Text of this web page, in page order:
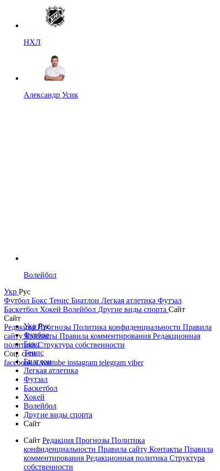
НХЛ
Александр Усик
Волейбол
Укр Рус
Футбол Бокс Тенис Биатлон Легкая атлетика Футзал
Баскетбол Хокей Волейбол Другие виды спорта Сайт
Сайт
РедакцияПрогнозы Политика конфиденциальности Правила
сайтуКонтакты Правила комментирования Редакционная
политикаСтруктура собственности
Соц. сети
facebookxyoutube instagram telegram viber
УкрРус
Футбол
Бокс
Тенис
Биатлон
Легкая атлетика
Футзал
Баскетбол
Хокей
Волейбол
Другие виды спорта
Сайт
Сайт Редакция Прогнозы Политика
конфиденциальности Правила сайту Контакты Правила
комментирования Редакционная политика Структура
собственности